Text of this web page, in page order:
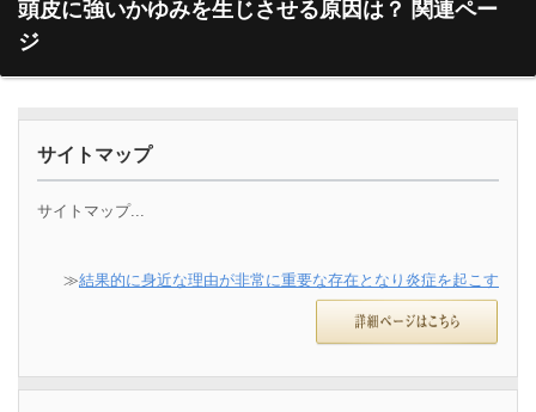
頭皮に強いかゆみを生じさせる原因は？ 関連ペー
ジ
サイトマップ
サイトマップ...
≫結果的に身近な理由が非常に重要な存在となり炎症を起こす